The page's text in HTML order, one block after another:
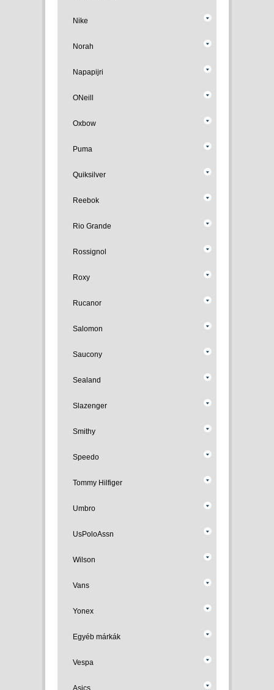
Nike
Norah
Napapijri
ONeill
Oxbow
Puma
Quiksilver
Reebok
Rio Grande
Rossignol
Roxy
Rucanor
Salomon
Saucony
Sealand
Slazenger
Smithy
Speedo
Tommy Hilfiger
Umbro
UsPoloAssn
Wilson
Vans
Yonex
Egyéb márkák
Vespa
Asics